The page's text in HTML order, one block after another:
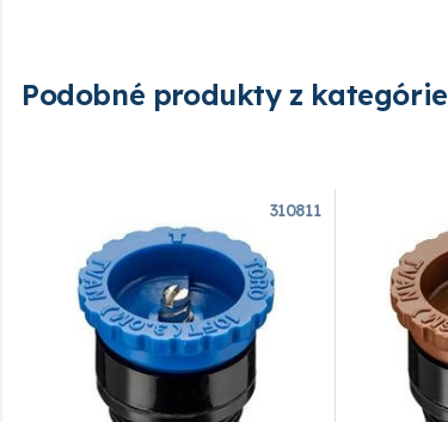
Podobné produkty z kategórie
310811